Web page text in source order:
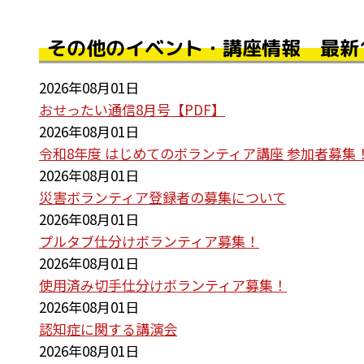
その他のイベント・講座情報 最
2026年08月01日
おせったい通信8月号【PDF】
2026年08月01日
令和8年度 はじめてのボランティア講座 参加者募集！
2026年08月01日
災害ボランティア登録者の募集について
2026年08月01日
プルタブ仕分けボランティア募集！
2026年08月01日
使用済み切手仕分けボランティア募集！
2026年08月01日
認知症に関する講演会
2026年08月01日